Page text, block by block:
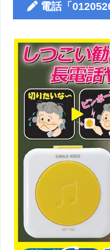
電話「